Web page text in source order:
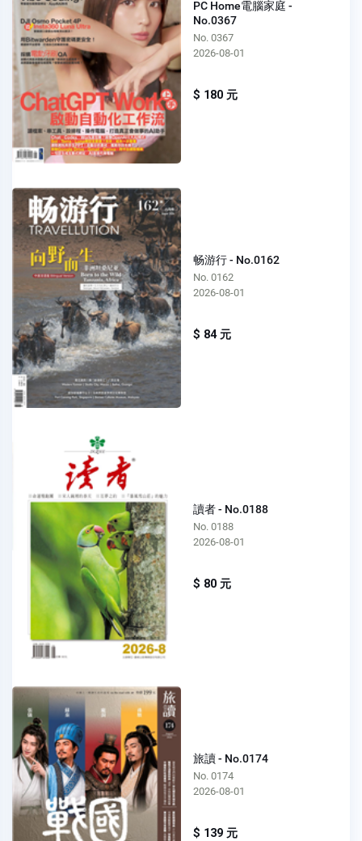
PC Home電腦家庭 -
No.0367
No. 0367
2026-08-01
$ 180 元
畅游行 - No.0162
No. 0162
2026-08-01
$ 84 元
讀者 - No.0188
No. 0188
2026-08-01
$ 80 元
旅讀 - No.0174
No. 0174
2026-08-01
$ 139 元